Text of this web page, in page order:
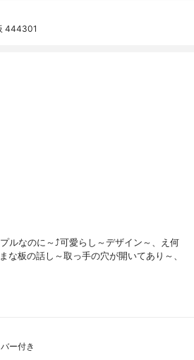
444301
ルなのに～⤴️可愛らし～デザイン～、え何
な板の話し～取っ手の穴が開いてあり～、
ー付き